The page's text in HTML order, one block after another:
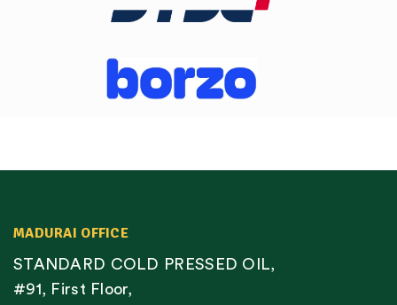
MADURAI OFFICE
STANDARD COLD PRESSED OIL,
#91, First Floor,